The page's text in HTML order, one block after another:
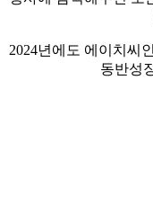
2024년에도 에이치씨
동반성